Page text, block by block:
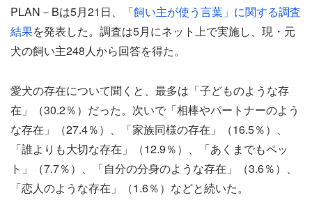
PLAN－Bは5月21日、
「飼い主が使う言葉」に関する調査
結果を発表した。調査は5月にネット上で実施し、現・元
犬の飼い主248人から回答を得た。
愛犬の存在について聞くと、最多は「子どものような存
在」（30.2％）だった。次いで「相棒やパートナーのよう
な存在」（27.4％）、「家族同様の存在」（16.5％）、
「誰よりも大切な存在」（12.9％）、「あくまでもペッ
ト」（7.7％）、「自分の分身のような存在」（3.6％）、
「恋人のような存在」（1.6％）などと続いた。